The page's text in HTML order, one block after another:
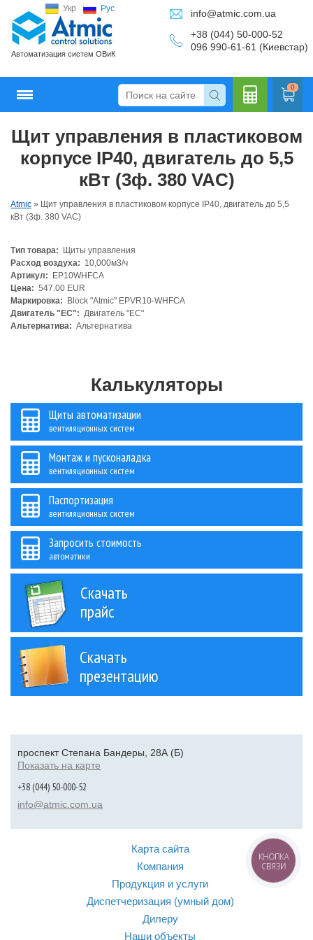
Укр Рус
Автоматизация систем ОВиК
info@atmic.com.ua
+38 (044) 50-000-52
096 990-61-61 (Киевстар)
0
Щит управления в пластиковом
корпусе IP40, двигатель до 5,5
кВт (3ф. 380 VAC)
Atmic » Щит управления в пластиковом корпусе IP40, двигатель до 5,5
кВт (3ф. 380 VAC)
Тип товара:
Щиты управления
Расход воздуха: 10,000м3/ч
Артикул:
EP10WHFCA
Цена: 547.00 EUR
Маркировка:
Block "Atmic" EPVR10-WHFCA
Двигатель "ЕС": Двигатель "ЕС"
Альтернатива: Альтернатива
Калькуляторы
Щиты автоматизации
вентиляционных систем
Монтаж и пусконаладка
вентиляционных систем
Паспортизация
вентиляционных систем
Запросить стоимость
автоматики
Скачать
прайс
Скачать
презентацию
проспект Степана Бандеры, 28А (Б)
Показать на карте
+38 (044) 50-000-52
info@atmic.com.ua
Карта сайта
Компания
Продукция и услуги
Диспетчеризация (умный дом)
Дилеру
Наши объекты
КНОПКА
СВЯЗИ